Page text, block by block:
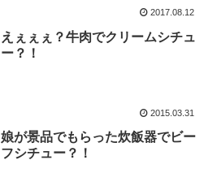
2017.08.12
えぇぇぇ？牛肉でクリームシチュ
ー？！
2015.03.31
娘が景品でもらった炊飯器でビー
フシチュー？！